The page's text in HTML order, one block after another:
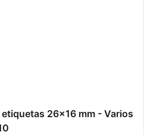
26x16 mm - Varios